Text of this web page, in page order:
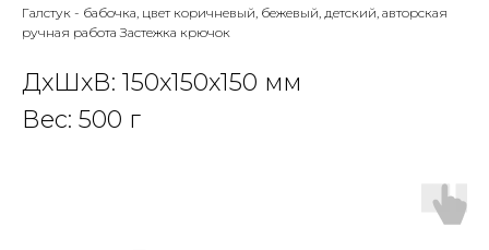
Галстук - бабочка, цвет коричневый, бежевый, детский, авторская
ручная работа Застежка крючок
ДxШxВ: 150x150x150 мм
Вес: 500 г